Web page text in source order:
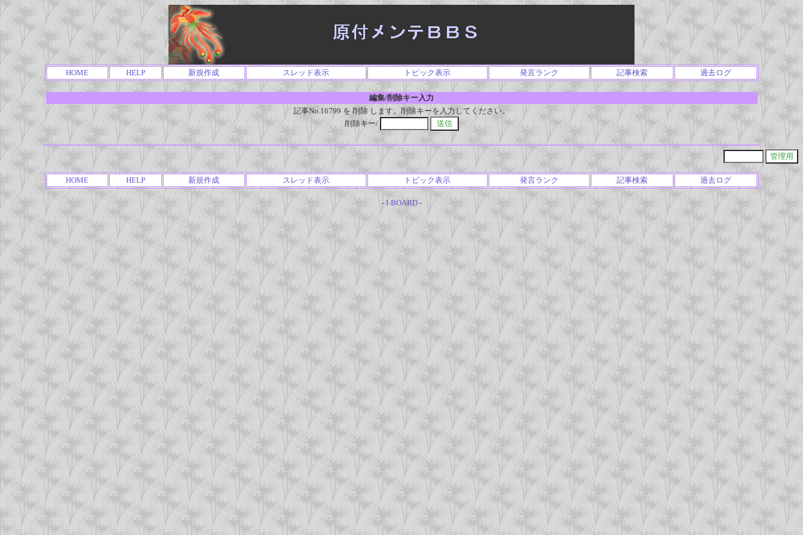
HOME HELP 新規作成 スレッド表示 トピック表示 発言ランク 記事検索 過去ログ
編集/削除キー入力
記事No.16799 を 削除 します。削除キーを入力してください。
削除キー/
HOME HELP 新規作成 スレッド表示 トピック表示 発言ランク 記事検索 過去ログ
- I-BOARD-